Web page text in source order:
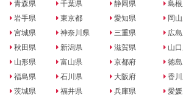
青森県
岩手県
宮城県
秋田県
山形県
福島県
茨城県
千葉県
東京都
神奈川県
新潟県
富山県
石川県
福井県
静岡県
愛知県
三重県
滋賀県
京都府
大阪府
兵庫県
島
岡
広
山
徳
香
愛